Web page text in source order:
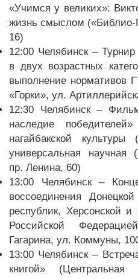
«Учимся у великих»:
жизнь смыслом («Библио-
16)
12:00 Челябинск –
в двух возрастных
выполнение нормативов
«Горки», ул.
12:30 Челябинск –
наследие
нагайбакской культуры
универсальная научная
пр. Ленина, 60)
13:00 Челябинск –
воссоединения
республик, Херсонской
Российской
Гагарина, ул. Коммуны,
13:00 Челябинск –
книгой»